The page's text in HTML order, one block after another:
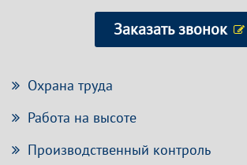
Заказать звонок
Охрана труда
Работа на высоте
Производственный контроль